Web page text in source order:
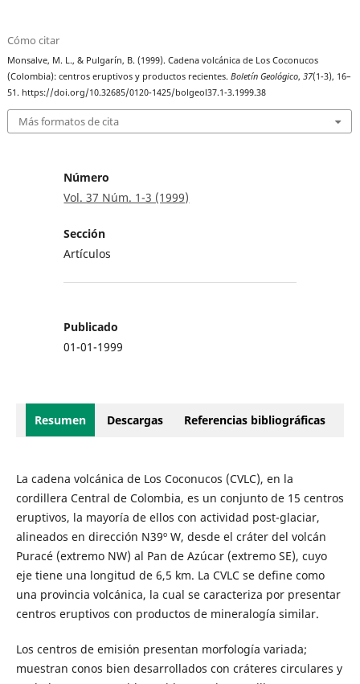
Cómo citar
Monsalve, M. L., & Pulgarín, B. (1999). Cadena volcánica de Los Coconucos
(Colombia): centros eruptivos y productos recientes.Boletín Geológico,37(1-3), 16–
51. https://doi.org/10.32685/0120-1425/bolgeol37.1-3.1999.38
Más formatos de cita
Número
Vol. 37 Núm. 1-3 (1999)
Sección
Artículos
Publicado
01-01-1999
Resumen Descargas Referencias bibliográficas
La cadena volcánica de Los Coconucos (CVLC), en la
cordillera Central de Colombia, es un conjunto de 15 centros
eruptivos, la mayoría de ellos con actividad post-glaciar,
alineados en dirección N39º W, desde el cráter del volcán
Puracé (extremo NW) al Pan de Azúcar (extremo SE), cuyo
eje tiene una longitud de 6,5 km. La CVLC se define como
una provincia volcánica, la cual se caracteriza por presentar
centros eruptivos con productos de mineralogía similar.
Los centros de emisión presentan morfología variada;
muestran conos bien desarrollados con cráteres circulares y